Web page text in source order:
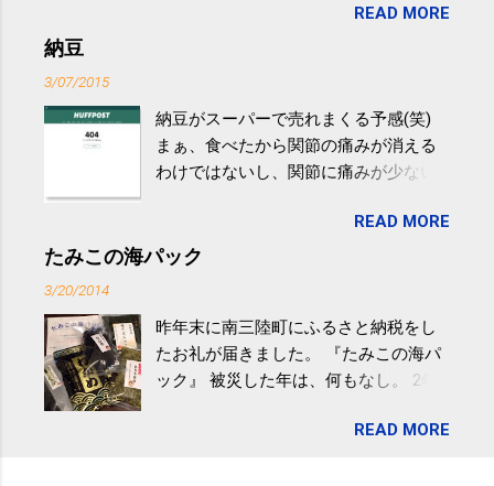
やすい。 スポーツウェア・シューズで
けると改善する、との結果を筑波大の
研究チームが発表した。改善が期待で
きるのは、過度の飲酒が原因ではない
減らなくても効果があるという。 正田
教授は「汗ばむ程度の運動を毎日３０
波大「減量しなくても効果」 - ニュー
ス - アピタル（医療・健康）
READ MORE
納豆
3/07/2015
納豆がスーパーで売れまくる予感(笑)
まぁ、食べたから関節の痛みが消える
わけではないし、関節に痛みが少ない
ど。。 「関節の老化」は、「コンドロ
イチン」という成分の不足によって起
はだんだん減少していき、40代では20
代の半分、60代ではそのさらに半分に
まで減ってしまいます。 関節痛を引き
ドロイチン」を補うことが大切。そし
READ MORE
たみこの海パック
3/20/2014
昨年末に南三陸町にふるさと納税をし
たお礼が届きました。 『たみこの海パ
ック』 被災した年は、何もなし。 2年
が『たみこの海パック』。 ボランティ
READ MORE